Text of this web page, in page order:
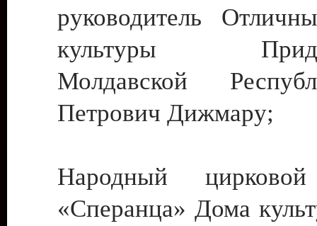
руководитель
культуры
Молдавской
Петрович Дижмару;
Народный цирковой
«Сперанца» Дома